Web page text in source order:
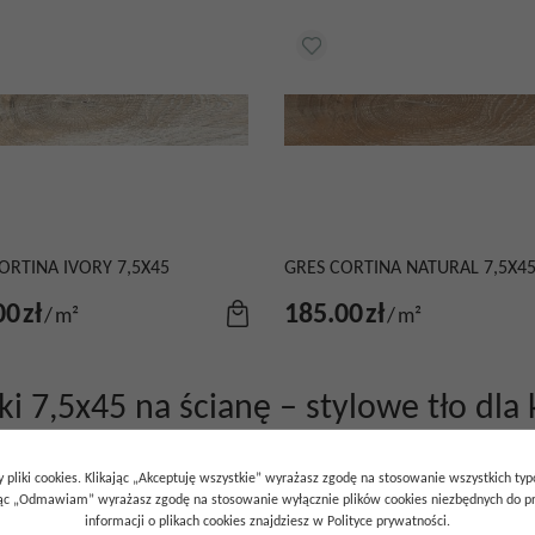
IVORY 7,5X45
zł/ m²
GRES CORTINA NATURAL 7,5X45
185.00zł/ m²
7,5x45 na ścianę – stylowe tło dla
sprawdza się w roli dekoracyjnej okładziny ściennej. Płytki
drewno wnoszą do wnętrza ciepło i przytulny charakter, a
materiał. Matowa powierzchnia z delikatną strukturą nie
pliki cookies. Klikając „Akceptuję wszystkie” wyrażasz zgodę na stosowanie wszystkich
„Odmawiam” wyrażasz zgodę na stosowanie wyłącznie plików cookies niezbędnych do
informacji o plikach cookies znajdziesz w Polityce prywatności.